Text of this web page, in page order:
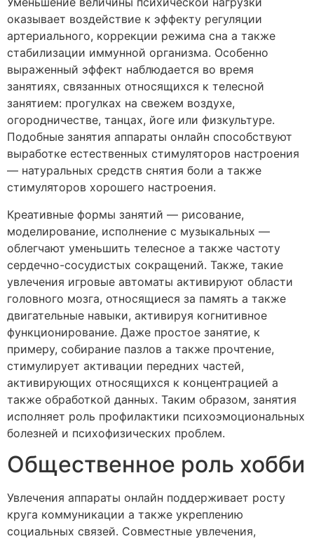
оказывает воздействие к эффекту регуляции
артериального, коррекции режима сна а также
стабилизации иммунной организма. Особенно
выраженный эффект наблюдается во время
занятиях, связанных относящихся к телесной
занятием: прогулках на свежем воздухе,
огородничестве, танцах, йоге или физкультуре.
Подобные занятия аппараты онлайн способствуют
выработке естественных стимуляторов настроения
— натуральных средств снятия боли а также
стимуляторов хорошего настроения.
Креативные формы занятий — рисование,
моделирование, исполнение с музыкальных —
облегчают уменьшить телесное а также частоту
сердечно-сосудистых сокращений. Также, такие
увлечения игровые автоматы активируют области
головного мозга, относящиеся за память а также
двигательные навыки, активируя когнитивное
функционирование. Даже простое занятие, к
примеру, собирание пазлов а также прочтение,
стимулирует активации передних частей,
активирующих относящихся к концентрацией а
также обработкой данных. Таким образом, занятия
исполняет роль профилактики психоэмоциональных
болезней и психофизических проблем.
Общественное роль хобби
Увлечения аппараты онлайн поддерживает росту
круга коммуникации а также укреплению
социальных связей. Совместные увлечения,